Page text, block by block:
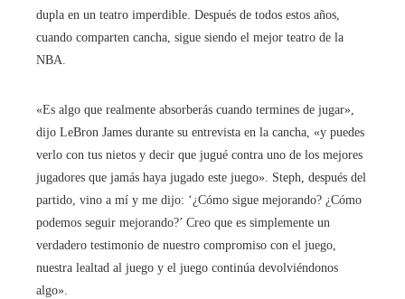
dupla en un teatro imperdible. Después de todos estos años,
cuando comparten cancha, sigue siendo el mejor teatro de la
NBA.
«Es algo que realmente absorberás cuando termines de jugar»,
dijo LeBron James durante su entrevista en la cancha, «y puedes
verlo con tus nietos y decir que jugué contra uno de los mejores
jugadores que jamás haya jugado este juego». Steph, después del
partido, vino a mí y me dijo: ‘¿Cómo sigue mejorando? ¿Cómo
podemos seguir mejorando?’ Creo que es simplemente un
verdadero testimonio de nuestro compromiso con el juego,
nuestra lealtad al juego y el juego continúa devolviéndonos
algo».